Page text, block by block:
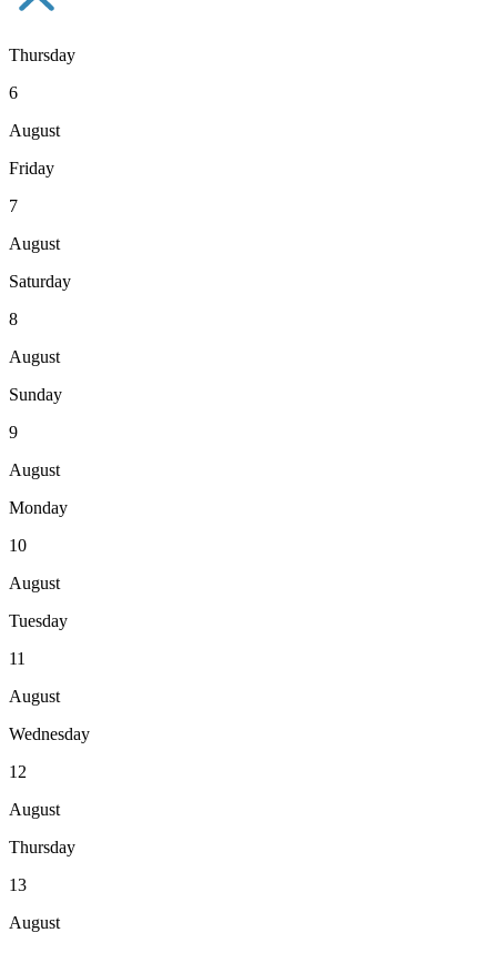
Thursday
6
August
Friday
7
August
Saturday
8
August
Sunday
9
August
Monday
10
August
Tuesday
11
August
Wednesday
12
August
Thursday
13
August